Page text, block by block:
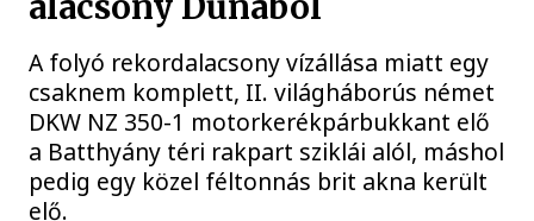
A folyó rekordalacsony vízállása miatt egy
csaknem komplett, II. világháborús német
DKW NZ 350-1 motorkerékpárbukkant elő
a Batthyány téri rakpart sziklái alól, máshol
pedig egy közel féltonnás brit akna került
elő.